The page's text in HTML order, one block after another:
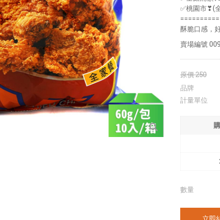
✅桃園市❣(
酥脆口感，
賣場編號
原價250
品牌
計量單位
數量